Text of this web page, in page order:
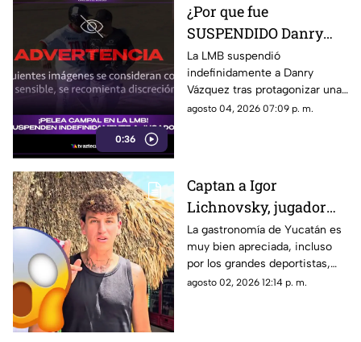
0:36
¿Por que fue
SUSPENDIDO Danry
Vázquez de la LMB?
Filtran video de la
BRUTAL agresión
La LMB suspendió
indefinidamente a Danry
Vázquez tras protagonizar una
pelea campal, en la cual un
agosto 04, 2026 07:09 p. m.
Captan a Igor
Lichnovsky, jugador
del Club América,
comiendo POC CHUC en
Yucatán; ¿en dónde
está?
La gastronomía de Yucatán es
muy bien apreciada, incluso
por los grandes deportistas,
Igor Lichnovsky, jugador del
agosto 02, 2026 12:14 p. m.